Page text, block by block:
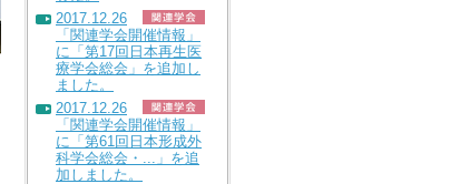
2017.12.26
「関連学会開催情報」
に「第17回日本再生医
療学会総会」を追加し
ました。
2017.12.26
「関連学会開催情報」
に「第61回日本形成外
科学会総会・...」を追
加しました。